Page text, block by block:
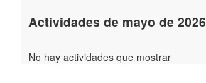
Actividades de mayo de 2026
No hay actividades que mostrar